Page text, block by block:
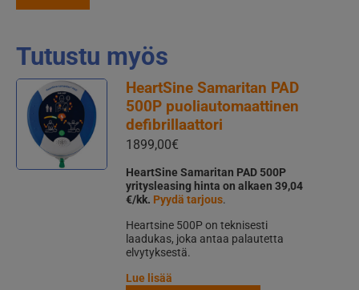
Tutustu myös
HeartSine Samaritan PAD
500P puoliautomaattinen
defibrillaattori
1899,00€
HeartSine Samaritan PAD 500P
yritysleasing hinta on alkaen 39,04
€/kk. Pyydä tarjous.
Heartsine 500P on teknisesti
laadukas, joka antaa palautetta
elvytyksestä.
Lue lisää